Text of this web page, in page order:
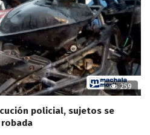
259
policial, sujetos se